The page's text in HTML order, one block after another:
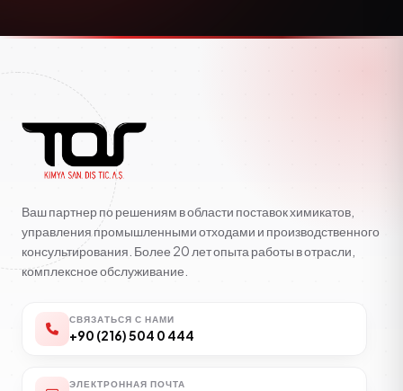
Ваш партнер по решениям в области поставок химикатов,
управления промышленными отходами и производственного
консультирования. Более 20 лет опыта работы в отрасли,
комплексное обслуживание.
СВЯЗАТЬСЯ С НАМИ
+90 (216) 504 0 444
ЭЛЕКТРОННАЯ ПОЧТА